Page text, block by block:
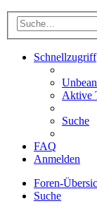
Schnellzugriff
Aktive
Suche
FAQ
Anmelden
Foren-
Suche